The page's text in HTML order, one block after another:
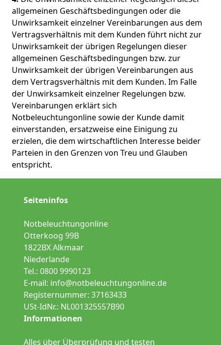
allgemeinen Geschäftsbedingungen oder die
Unwirksamkeit einzelner Vereinbarungen aus dem
Vertragsverhältnis mit dem Kunden führt nicht zur
Unwirksamkeit der übrigen Regelungen dieser
allgemeinen Geschäftsbedingungen bzw. zur
Unwirksamkeit der übrigen Vereinbarungen aus
dem Vertragsverhältnis mit dem Kunden. Im Falle
der Unwirksamkeit einzelner Regelungen bzw.
Vereinbarungen erklärt sich
Notbeleuchtungonline sowie der Kunde damit
einverstanden, ersatzweise eine Einigung zu
erzielen, die dem wirtschaftlichen Interesse beider
Parteien in den Grenzen von Treu und Glauben
entspricht.
Seiteninfos
Notbeleuchtungonline
Otterkoog 99B
1822BX Alkmaar
Niederlande
Tel.: 0800 9990123
E-mail: info@notbeleuchtungonline.de
Registernummer: 37163433
USt-IdNr.: NL001325557B90
Informationen
Alles über Überprüfung und testen